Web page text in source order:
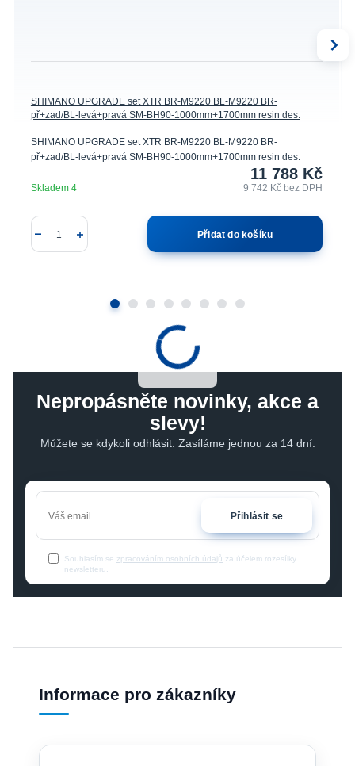
SHIMANO UPGRADE set XTR BR-M9220 BL-M9220 BR-
př+zad/BL-levá+pravá SM-BH90-1000mm+1700mm resin des.
SHIMANO UPGRADE set XTR BR-M9220 BL-M9220 BR-
př+zad/BL-levá+pravá SM-BH90-1000mm+1700mm resin des.
11 788 Kč
9 742 Kč bez DPH
Skladem 4
Přidat do košíku
Nepropásněte novinky, akce a
slevy!
Můžete se kdykoli odhlásit. Zasíláme jednou za 14 dní.
Přihlásit se
Souhlasím se zpracováním osobních údajů za účelem rozesílky
newsletteru.
Informace pro zákazníky